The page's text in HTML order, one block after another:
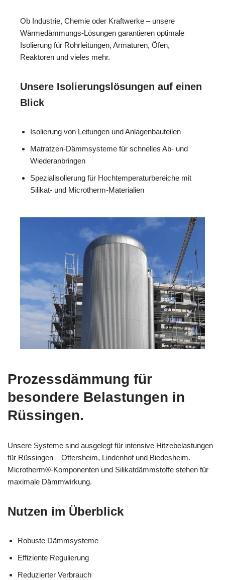
Ob Industrie, Chemie oder Kraftwerke – unsere
Wärmedämmungs-Lösungen garantieren optimale
Isolierung für Rohrleitungen, Armaturen, Öfen,
Reaktoren und vieles mehr.
Unsere Isolierungslösungen auf einen
Blick
Isolierung von Leitungen und Anlagenbauteilen
Matratzen-Dämmsysteme für schnelles Ab- und
Wiederanbringen
Spezialisolierung für Hochtemperaturbereiche mit
Silikat- und Microtherm-Materialien
Prozessdämmung für
besondere Belastungen in
Rüssingen.
Unsere Systeme sind ausgelegt für intensive Hitzebelastungen
für Rüssingen – Ottersheim, Lindenhof und Biedesheim.
Microtherm®-Komponenten und Silikatdämmstoffe stehen für
maximale Dämmwirkung.
Nutzen im Überblick
Robuste Dämmsysteme
Effiziente Regulierung
Reduzierter Verbrauch